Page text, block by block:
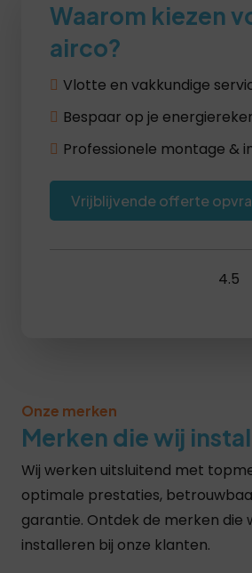
Waarom kiezen
airco?
Vlotte en vakkundige
Bespaar op je
Professionele montage &
Vrijblijvende offerte
4.5
Onze merken
Merken die wij
Wij werken uitsluitend met
optimale prestaties,
garantie. Ontdek de merken die
installeren bij onze klanten.